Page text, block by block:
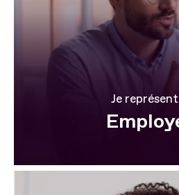
Je